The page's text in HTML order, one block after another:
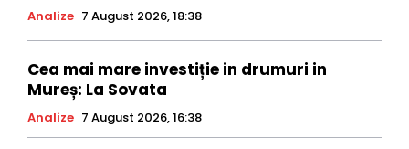
Analize 7 August 2026, 18:38
Cea mai mare investiție in drumuri in
Mureș: La Sovata
Analize 7 August 2026, 16:38